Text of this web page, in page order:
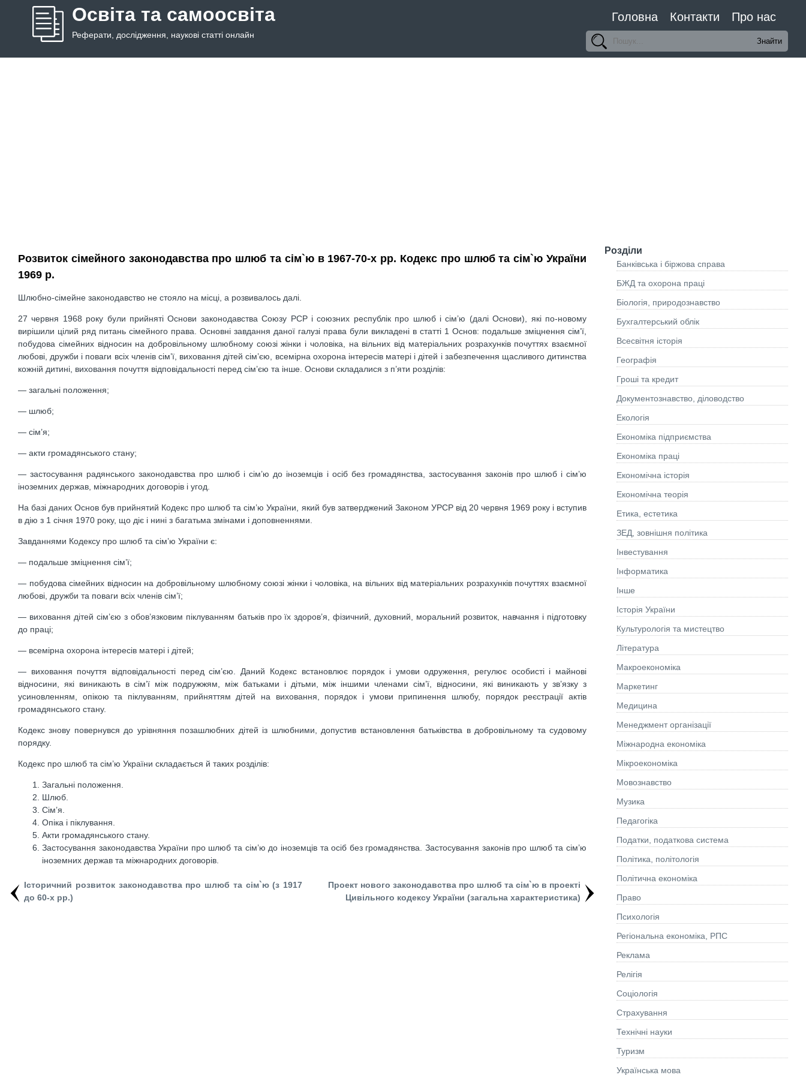
Освіта та самоосвіта
Реферати, дослідження, наукові статті онлайн
Головна Контакти Про нас
Розвиток сімейного законодавства про шлюб та сім`ю в 1967-70-х рр. Кодекс про шлюб та сім`ю України
1969 р.
Шлюбно-сімейне законодавство не стояло на місці, а розвивалось далі.
27 червня 1968 року були прийняті Основи законодавства Союзу РСР і союзних республік про шлюб і сім’ю (далі Основи), які по-новому
вирішили цілий ряд питань сімейного права. Основні завдання даної галузі права були викладені в статті 1 Основ: подальше зміцнення сім’ї,
побудова сімейних відносин на добровільному шлюбному союзі жінки і чоловіка, на вільних від матеріальних розрахунків почуттях взаємної
любові, дружби і поваги всіх членів сім’ї, виховання дітей сім’єю, всемірна охорона інтересів матері і дітей і забезпечення щасливого дитинства
кожній дитині, виховання почуття відповідальності перед сім’єю та інше. Основи складалися з п’яти розділів:
— загальні положення;
— шлюб;
— сім’я;
— акти громадянського стану;
— застосування радянського законодавства про шлюб і сім’ю до іноземців і осіб без громадянства, застосування законів про шлюб і сім’ю
іноземних держав, міжнародних договорів і угод.
На базі даних Основ був прийнятий Кодекс про шлюб та сім’ю України, який був затверджений Законом УРСР від 20 червня 1969 року і вступив
в дію з 1 січня 1970 року, що діє і нині з багатьма змінами і доповненнями.
Завданнями Кодексу про шлюб та сім’ю України є:
— подальше зміцнення сім’ї;
— побудова сімейних відносин на добровільному шлюбному союзі жінки і чоловіка, на вільних від матеріальних розрахунків почуттях взаємної
любові, дружби та поваги всіх членів сім’ї;
— виховання дітей сім’єю з обов’язковим піклуванням батьків про їх здоров’я, фізичний, духовний, моральний розвиток, навчання і підготовку
до праці;
— всемірна охорона інтересів матері і дітей;
— виховання почуття відповідальності перед сім’єю. Даний Кодекс встановлює порядок і умови одруження, регулює особисті і майнові
відносини, які виникають в сім’ї між подружжям, між батьками і дітьми, між іншими членами сім’ї, відносини, які виникають у зв’язку з
усиновленням, опікою та піклуванням, прийняттям дітей на виховання, порядок і умови припинення шлюбу, порядок реєстрації актів
громадянського стану.
Кодекс знову повернувся до урівняння позашлюбних дітей із шлюбними, допустив встановлення батьківства в добровільному та судовому
порядку.
Кодекс про шлюб та сім’ю України складається й таких розділів:
Загальні положення.
Шлюб.
Сім’я.
Опіка і піклування.
Акти громадянського стану.
Застосування законодавства України про шлюб та сім’ю до іноземців та осіб без громадянства. Застосування законів про шлюб та сім’ю
іноземних держав та міжнародних договорів.
Історичний розвиток законодавства про шлюб та сім`ю (з 1917
до 60-х рр.)
Проект нового законодавства про шлюб та сім`ю в проекті
Цивільного кодексу України (загальна характеристика)
Розділи
Банківська і біржова справа
БЖД та охорона праці
Біологія, природознавство
Бухгалтерський облік
Всесвітня історія
Географія
Гроші та кредит
Документознавство, діловодство
Екологія
Економіка підприємства
Економіка праці
Економічна історія
Економічна теорія
Етика, естетика
ЗЕД, зовнішня політика
Інвестування
Інформатика
Інше
Історія України
Культурологія та мистецтво
Літературa
Макроекономіка
Маркетинг
Медицина
Менеджмент організації
Міжнародна економіка
Мікроекономіка
Мовознавство
Музика
Педагогіка
Податки, податкова система
Політика, політологія
Політична економіка
Право
Психологія
Регіональна економіка, РПС
Реклама
Релігія
Соціологія
Страхування
Технічні науки
Туризм
Українська мова